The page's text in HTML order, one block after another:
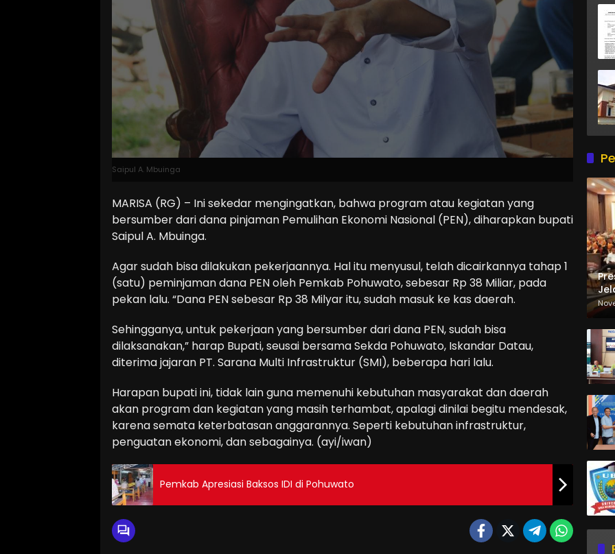
Saipul A. Mbuinga
MARISA (RG) – Ini sekedar mengingatkan, bahwa program atau kegiatan yang
bersumber dari dana pinjaman Pemulihan Ekonomi Nasional (PEN), diharapkan bupati
Saipul A. Mbuinga.
Agar sudah bisa dilakukan pekerjaannya. Hal itu menyusul, telah dicairkannya tahap 1
(satu) peminjaman dana PEN oleh Pemkab Pohuwato, sebesar Rp 38 Miliar, pada
pekan lalu. “Dana PEN sebesar Rp 38 Milyar itu, sudah masuk ke kas daerah.
Sehingganya, untuk pekerjaan yang bersumber dari dana PEN, sudah bisa
dilaksanakan,” harap Bupati, seusai bersama Sekda Pohuwato, Iskandar Datau,
diterima jajaran PT. Sarana Multi Infrastruktur (SMI), beberapa hari lalu.
Harapan bupati ini, tidak lain guna memenuhi kebutuhan masyarakat dan daerah
akan program dan kegiatan yang masih terhambat, apalagi dinilai begitu mendesak,
karena semata keterbatasan anggarannya. Seperti kebutuhan infrastruktur,
penguatan ekonomi, dan sebagainya. (ayi/iwan)
Pemkab Apresiasi Baksos IDI di Pohuwato